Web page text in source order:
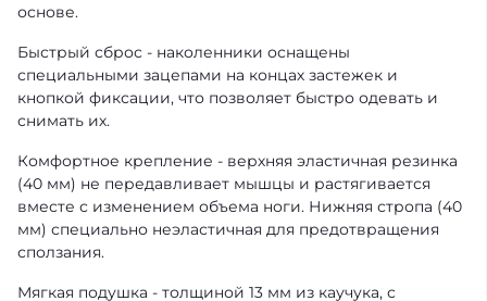
основе.
Быстрый сброс - наколенники оснащены
специальными зацепами на концах застежек и
кнопкой фиксации, что позволяет быстро одевать и
снимать их.
Комфортное крепление - верхняя эластичная резинка
(40 мм) не передавливает мышцы и растягивается
вместе с изменением объема ноги. Нижняя стропа (40
мм) специально неэластичная для предотвращения
сползания.
Мягкая подушка - толщиной 13 мм из каучука, с